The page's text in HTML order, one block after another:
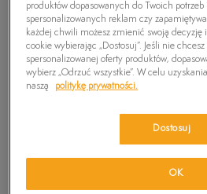
produktów dopasowanych do Twoich potrzeb
spersonalizowanych reklam czy
każdej chwili możesz zmienić swoją decyzję
cookie wybierając „Dostosuj”. Jeśli nie
spersonalizowanej oferty produktów,
wybierz „Odrzuć wszystkie”. W celu
naszą
politykę prywatności.
Dostosuj
OK